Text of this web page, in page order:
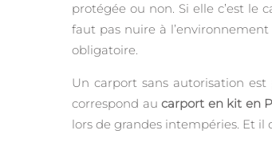
protégée ou non. Si elle c’est le
faut pas nuire à
obligatoire.
Un carport sans autorisation
correspond aucarport en kit en
lors de grandes intempéries. Et